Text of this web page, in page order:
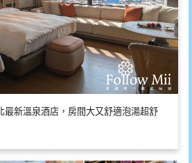
最新溫泉酒店，房間大又舒適泡湯超舒